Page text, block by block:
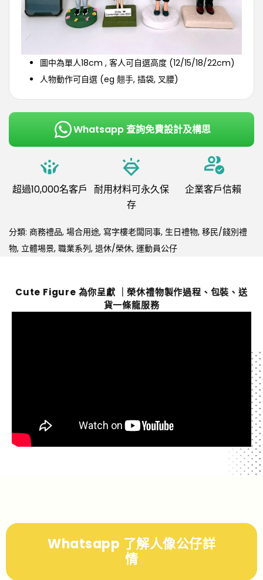
圖中為單人18cm , 客人可自選高度 (12/15/18/22cm)
人物動作可自選 (eg 翹手, 插袋, 叉腰)
Whatsapp 查詢免費設計及構思
超過10,000名客戶 耐用材料可永久保
存
企業客戶信賴
分類: 商務禮品, 場合用途, 寫字樓老闆同事, 生日禮物, 移民/餞別禮
物, 立體埸景, 職業系列, 退休/榮休, 運動員公仔
Cute Figure 為你呈獻 ｜榮休禮物製作過程、包裝、送
貨一條龍服務
Whatsapp 了解人像公仔詳
情